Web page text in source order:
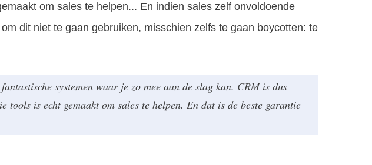
om sales te helpen... En indien sales zelf onvoldoende
dit niet te gaan gebruiken, misschien zelfs te gaan boycotten: te
systemen waar je zo mee aan de slag kan. CRM is dus
is echt gemaakt om sales te helpen. En dat is de beste garantie